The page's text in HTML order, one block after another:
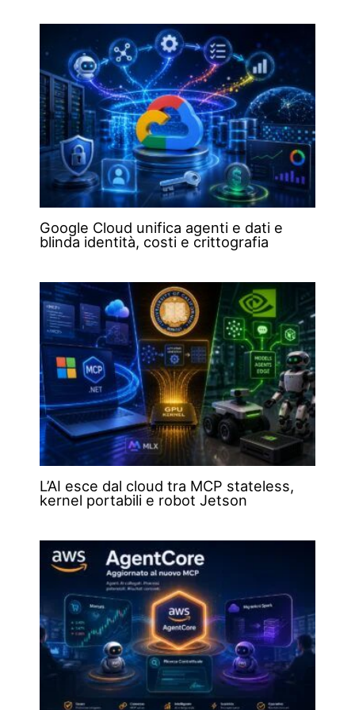
Google Cloud unifica agenti e dati e
blinda identità, costi e crittografia
L’AI esce dal cloud tra MCP stateless,
kernel portabili e robot Jetson